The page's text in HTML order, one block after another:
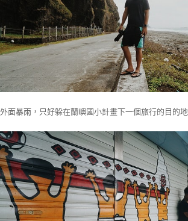
外面暴雨，只好躲在蘭嶼國小計畫下一個旅行的目的地